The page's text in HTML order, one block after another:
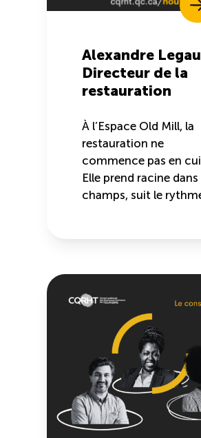
Alexandre
Directeur de la
restauration
À l’Espace Old Mill, la
restauration ne
commence pas en
Elle prend racine dans
champs, suit le